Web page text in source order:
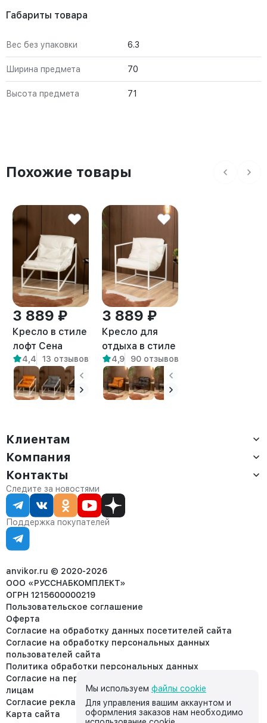
Габариты товара
Вес без упаковки 6.3
Ширина предмета 70
Высота предмета 71
Похожие товары
3 889 ₽
Кресло в стиле
лофт Сена
экокожа
белый/белый
4,4 13 отзывов
3 889 ₽
Кресло для
отдыха в стиле
лофт Барта
белый/белый
4,9 90 отзывов
Клиентам
Доставка
Оплата
Сервис
Статус заказа
Статьи
Компания
О компании
Контакты
Партнёрам
Контакты
Отдел продаж:
8 (800) 234-22-62
corp@anvikor.ru
Ежедневно, с 7:00-19:00 (МСК)
Отдел рекламации:
8 (953) 455-25-61
Следите за новостями
Поддержка покупателей
anvikor.ru © 2020-2026
ООО «РУССНАБКОМПЛЕКТ»
ОГРН 1215600000219
Пользовательское соглашение
Оферта
Согласие на обработку данных посетителей сайта
Согласие на обработку персональных данных
пользователей сайта
Политика обработки персональных данных
Согласие на передачу персональных данных третьим
лицам
Согласие реклама
Карта сайта
Мы используем файлы cookie
Для управления вашим аккаунтом и
оформления заказов нам необходимо